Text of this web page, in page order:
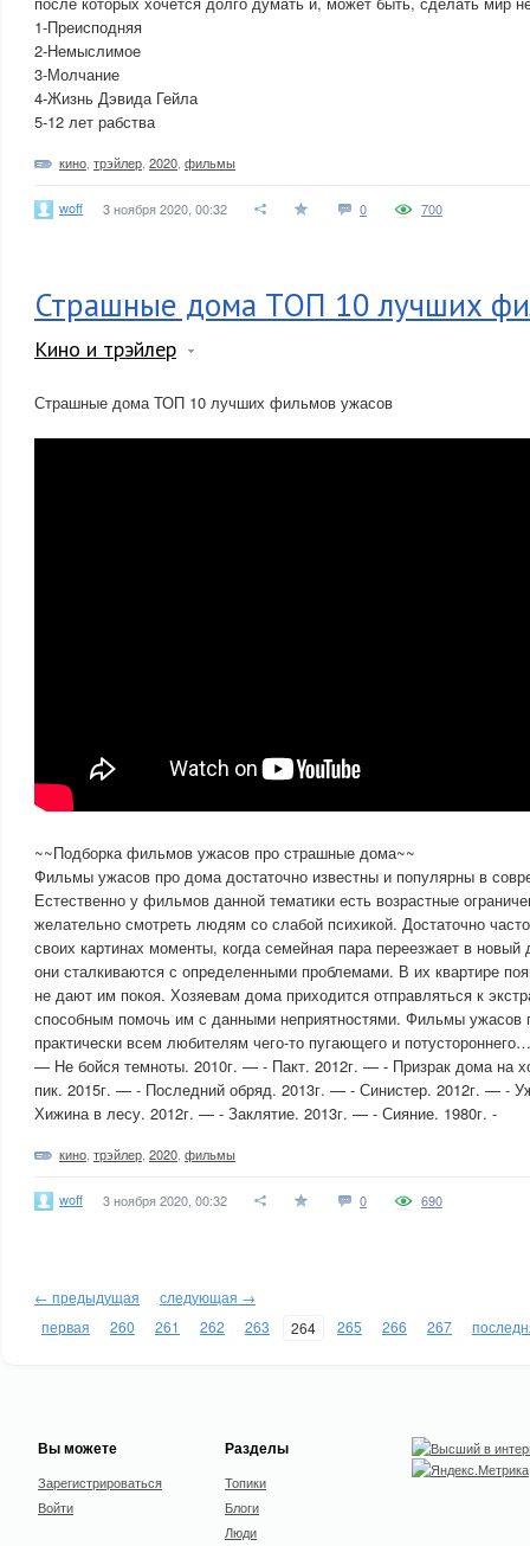
1-Преисподняя
2-Немыслимое
3-Молчание
4-Жизнь Дэвида Гейла
5-12 лет рабства
кино трэйлер 2020 фильмы
woff 3 ноября 2020, 00:32 0 700
Страшные дома ТОП 10 лучших
Кино и трэйлер
Страшные дома ТОП 10 лучших фильмов ужасов
~~Подборка фильмов ужасов про страшные дома~~
Фильмы ужасов про дома достаточно известны и популярны в
Естественно у фильмов данной тематики есть возрастные
желательно смотреть людям со слабой психикой. Достаточно
своих картинах моменты, когда семейная пара переезжает в новый
они сталкиваются с определенными проблемами. В их квартире
не дают им покоя. Хозяевам дома приходится отправляться к
способным помочь им с данными неприятностями. Фильмы ужасов
практически всем любителям чего-то пугающего и потустороннего…
— Не бойся темноты. 2010г. — - Пакт. 2012г. — - Призрак дома на
пик. 2015г. — - Последний обряд. 2013г. — - Синистер. 2012г. — -
Хижина в лесу. 2012г. — - Заклятие. 2013г. — - Сияние. 1980г. -
кино трэйлер 2020 фильмы
woff 3 ноября 2020, 00:32 0 690
← предыдущая
следующая →
первая
260 261 262 263 264 265 266 267
Вы можете
Зарегистрироваться
Войти
Разделы
Топики
Блоги
Люди